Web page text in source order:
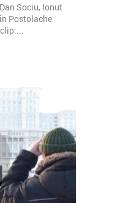
Sociu, Ionut
Postolache